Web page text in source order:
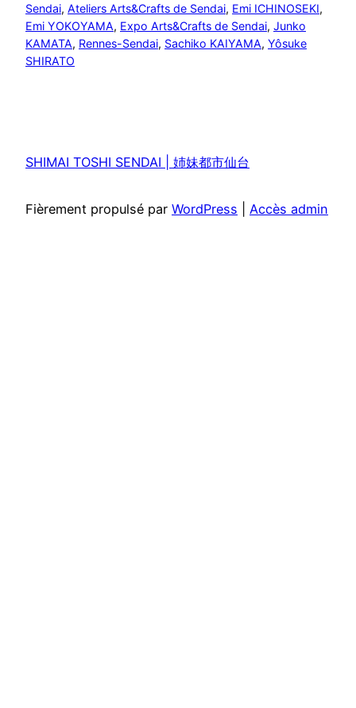
Sendai, Ateliers Arts&Crafts de Sendai, Emi ICHINOSEKI
Emi YOKOYAMA, Expo Arts&Crafts de Sendai, Junko
KAMATA, Rennes-Sendai, Sachiko KAIYAMA, Yôsuke
SHIRATO
SHIMAI TOSHI SENDAI | 姉妹都市仙台
Fièrement propulsé par WordPress Accès admin